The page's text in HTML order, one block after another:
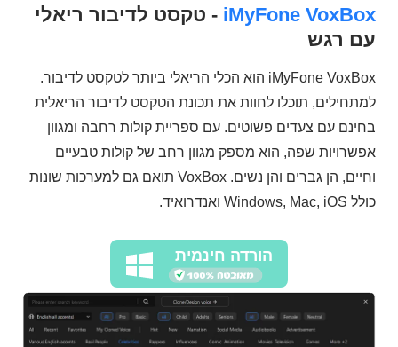
iMyFone VoxBox - טקסט לדיבור ריאלי
עם רגש
iMyFone VoxBox הוא הכלי הריאלי ביותר לטקסט לדיבור.
למתחילים, תוכלו לחוות את תכונת הטקסט לדיבור הריאלית
בחינם עם צעדים פשוטים. עם ספריית קולות רחבה ומגוון
אפשרויות שפה, הוא מספק מגוון רחב של קולות טבעיים
וחיים, הן גברים והן נשים. VoxBox תואם גם למערכות שונות
כולל Windows, Mac, iOS ואנדרואיד.
הורדה חינמית